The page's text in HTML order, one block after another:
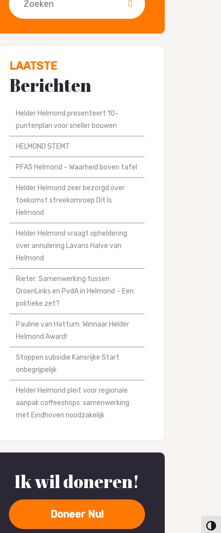
LAATSTE
Berichten
Helder Helmond presenteert 10-
puntenplan voor sneller bouwen
HELMOND STEMT
PFAS Helmond – Waarheid boven tafel
Helder Helmond zeer bezorgd over
toekomst streekomroep Dit Is
Helmond
Helder Helmond vraagt opheldering
over annulering Lavans Halve van
Helmond
Rieter: Samenwerking tussen
GroenLinks en PvdA in Helmond – Een
politieke zet?
Pauline van Hattum: Winnaar Helder
Helmond Award!
Stoppen subsidie Kansrijke Start
onbegrijpelijk
Helder Helmond pleit voor regionale
aanpak coffeeshops: samenwerking
met Eindhoven noodzakelijk
Ik wil doneren!
Doneer Nu!